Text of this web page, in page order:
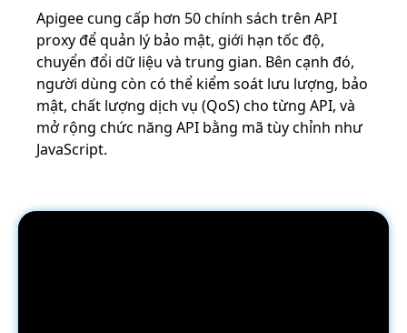
Apigee cung cấp hơn 50 chính sách trên API
proxy để quản lý bảo mật, giới hạn tốc độ,
chuyển đổi dữ liệu và trung gian. Bên cạnh đó,
người dùng còn có thể kiểm soát lưu lượng, bảo
mật, chất lượng dịch vụ (QoS) cho từng API, và
mở rộng chức năng API bằng mã tùy chỉnh như
JavaScript.